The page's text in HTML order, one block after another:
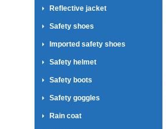
Reflective jacket
Safety shoes
Imported safety shoes
Safety helmet
Safety boots
Safety goggles
Rain coat